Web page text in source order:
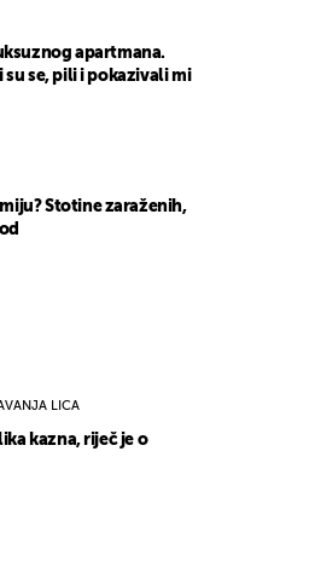
apartmana.
se, pili i pokazivali mi
Stotine zaraženih,
LICA
kazna, riječ je o